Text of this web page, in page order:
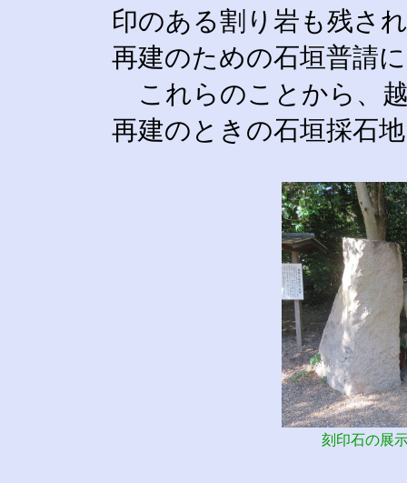
印のある割り岩も残さ
再建のための石垣普請
これらのことから、
再建のときの石垣採石
刻印石の展